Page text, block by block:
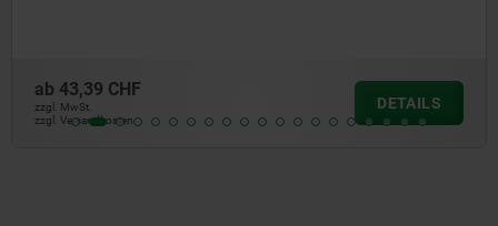
ab 43,39 CHF
zzgl. MwSt.
zzgl. Versandkosten
DETAILS